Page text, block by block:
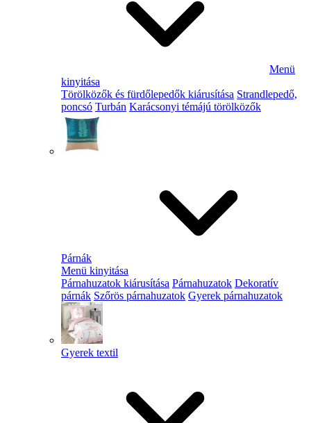
Menü
kinyitása
Törölközők és fürdőlepedők kiárusítása Strandlepedő,
poncsó Turbán Karácsonyi témájú törölközők
Párnák
Menü kinyitása
Párnahuzatok kiárusítása Párnahuzatok Dekoratív
párnák Szőrös párnahuzatok Gyerek párnahuzatok
Gyerek textil